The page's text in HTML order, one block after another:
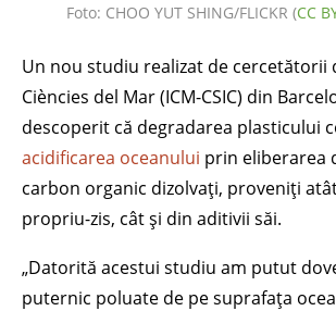
Foto: CHOO YUT SHING/FLICKR (CC
Un nou studiu realizat de cercetătorii
Ciències del Mar (ICM-CSIC) din
descoperit că degradarea plasticului
acidificarea oceanului prin eliberarea
carbon organic dizolvați, proveniți
propriu-zis, cât și din aditivii săi.
„Datorită acestui studiu am putut
puternic poluate de pe suprafața